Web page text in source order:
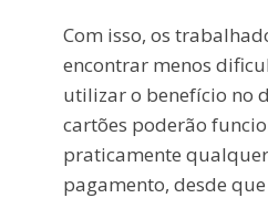
Com isso, os
encontrar menos
utilizar o benefício no
cartões poderão
praticamente
pagamento, desde